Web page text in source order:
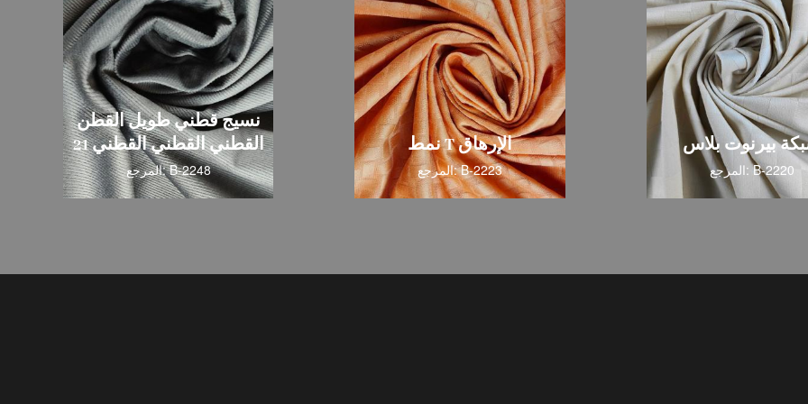
بيرنوت 21 وايل
المرجع: B-1905
نسيج قطني طويل القطن
القطني القطني القطني 21
المرجع: B-2248
نمط T الإرهاق
المرجع: B-2223